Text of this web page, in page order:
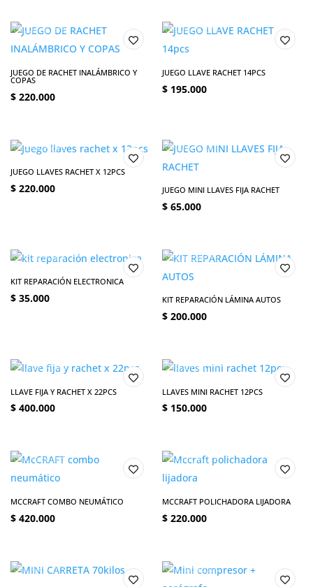
JUEGO DE RACHET INALÁMBRICO Y
COPAS
$ 220.000
JUEGO LLAVE RACHET 14PCS
$ 195.000
JUEGO LLAVES RACHET X 12PCS
$ 220.000 JUEGO MINI LLAVES FIJA RACHET
$ 65.000
KIT REPARACIÓN ELECTRONICA
$ 35.000 KIT REPARACIÓN LÁMINA AUTOS
$ 200.000
LLAVE FIJA Y RACHET X 22PCS
$ 400.000
LLAVES MINI RACHET 12PCS
$ 150.000
MCCRAFT COMBO NEUMÁTICO
$ 420.000
MCCRAFT POLICHADORA LIJADORA
$ 220.000